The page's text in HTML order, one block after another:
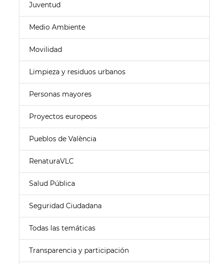
Juventud
Medio Ambiente
Movilidad
Limpieza y residuos urbanos
Personas mayores
Proyectos europeos
Pueblos de València
RenaturaVLC
Salud Pública
Seguridad Ciudadana
Todas las temáticas
Transparencia y participación